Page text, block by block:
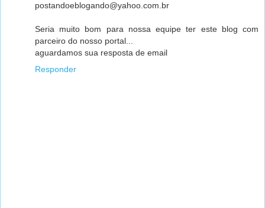
postandoeblogando@yahoo.com.br
Seria muito bom para nossa equipe ter este blog com
parceiro do nosso portal...
aguardamos sua resposta de email
Responder